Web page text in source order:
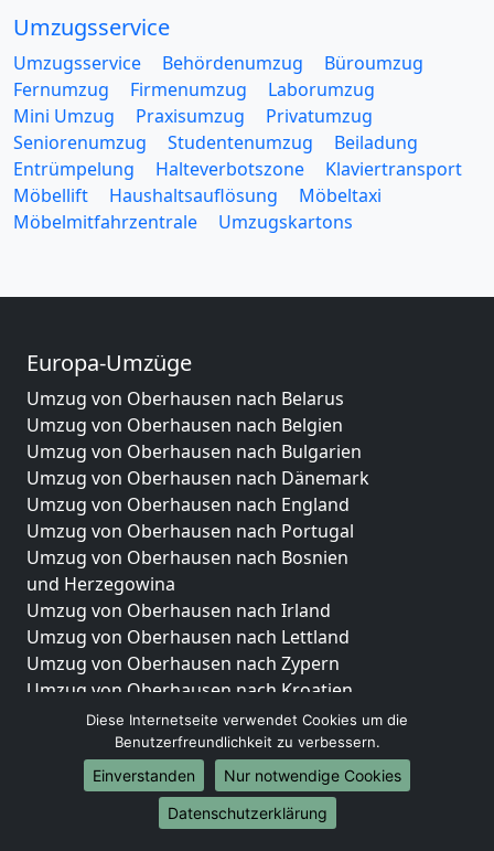
Umzugsservice
Umzugsservice Behördenumzug
Büroumzug
Fernumzug
Firmenumzug
Laborumzug
Mini Umzug
Praxisumzug
Privatumzug
Seniorenumzug
Studentenumzug
Beiladung
Entrümpelung
Halteverbotszone
Klaviertransport
Möbellift
Haushaltsauflösung
Möbeltaxi
Möbelmitfahrzentrale
Umzugskartons
Europa-Umzüge
Umzug von Oberhausen nach Belarus
Umzug von Oberhausen nach Belgien
Umzug von Oberhausen nach Bulgarien
Umzug von Oberhausen nach Dänemark
Umzug von Oberhausen nach England
Umzug von Oberhausen nach Portugal
Umzug von Oberhausen nach Bosnien
und Herzegowina
Umzug von Oberhausen nach Irland
Umzug von Oberhausen nach Lettland
Umzug von Oberhausen nach Zypern
Umzug von Oberhausen nach Kroatien
Umzug von Oberhausen nach Estland
Umzug von Oberhausen nach Finnland
Umzug von Oberhausen nach Frankreich
Umzug von Oberhausen nach Griechenland
Umzug von Oberhausen nach Italien
Diese Internetseite verwendet Cookies um die
Benutzerfreundlichkeit zu verbessern.
Einverstanden
Nur notwendige Cookies
Datenschutzerklärung